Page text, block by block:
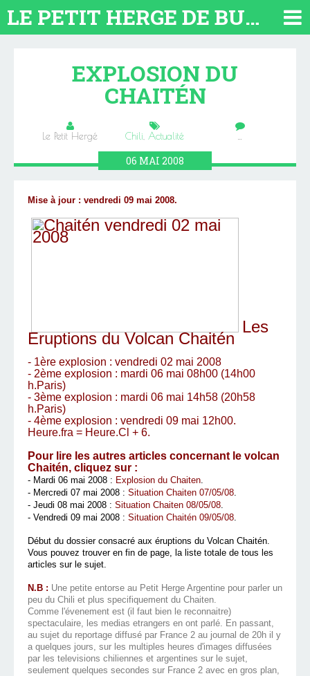
LE PETIT HERGE DE BUENOS AIRES 2026. TOUT SUR L'ARGENTINE
EXPLOSION DU
CHAITÉN
Le Petit Hergé Chili, Actualité …
06 MAI 2008
Mise à jour : vendredi 09 mai 2008.
Les
Eruptions du Volcan Chaitén
- 1ère explosion : vendredi 02 mai 2008
- 2ème explosion : mardi 06 mai 08h00 (14h00
h.Paris)
- 3ème explosion : mardi 06 mai 14h58 (20h58
h.Paris)
- 4ème explosion : vendredi 09 mai 12h00.
Heure.fra = Heure.Cl + 6.
Pour lire les autres articles concernant le volcan
Chaitén, cliquez sur :
- Mardi 06 mai 2008 : Explosion du Chaiten.
- Mercredi 07 mai 2008 : Situation Chaiten 07/05/08.
- Jeudi 08 mai 2008 : Situation Chaiten 08/05/08.
- Vendredi 09 mai 2008 : Situation Chaitén 09/05/08.
Début du dossier consacré aux éruptions du Volcan Chaitén.
Vous pouvez trouver en fin de page, la liste totale de tous les
articles sur le sujet.
N.B : Une petite entorse au Petit Herge Argentine pour parler un
peu du Chili et plus specifiquement du Chaiten.
Comme l'évenement est (il faut bien le reconnaitre)
spectaculaire, les medias etrangers en ont parlé. En passant,
au sujet du reportage diffusé par France 2 au journal de 20h il y
a quelques jours, sur les multiples heures d'images diffusées
par les televisions chiliennes et argentines sur le sujet,
seulement quelques secondes sur France 2 avec en gros plan,